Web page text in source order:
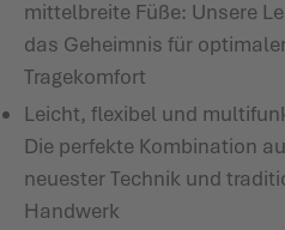
mittelbreite Füße: Unsere
das Geheimnis für
Tragekomfort
Leicht, flexibel und
Die perfekte Kombination
neuester Technik und
Handwerk